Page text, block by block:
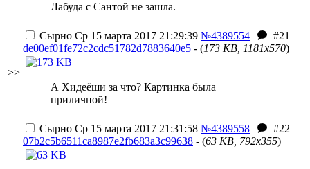
Лабуда с Сантой не зашла.
>>
Сырно Ср 15 марта 2017 21:29:39 №4389554
#21
de00ef01fe72c2cdc51782d7883640e5 - (173 KB, 1181x570)
А Хидеёши за что? Картинка была
приличной!
Сырно Ср 15 марта 2017 21:31:58 №4389558
#22
07b2c5b6511ca8987e2fb683a3c99638 - (63 KB, 792x355)